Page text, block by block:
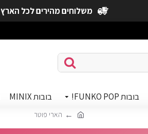
משלוחים מהירים לכל הארץ
בובות FUNKO POP! בובות MINIX
הארי פוטר